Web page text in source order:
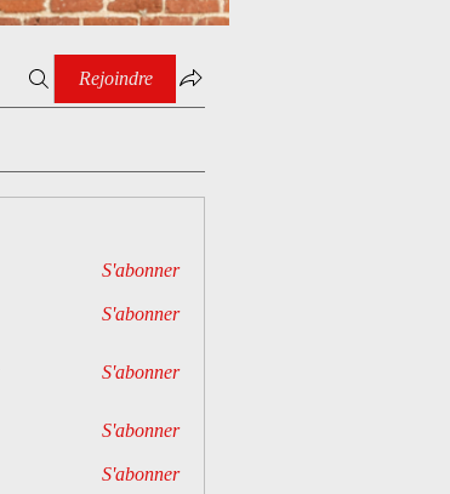
Rejoindre
S'abonner
S'abonner
S'abonner
S'abonner
S'abonner